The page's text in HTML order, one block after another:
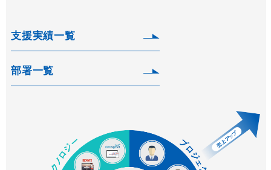
支援実績一覧
部署一覧